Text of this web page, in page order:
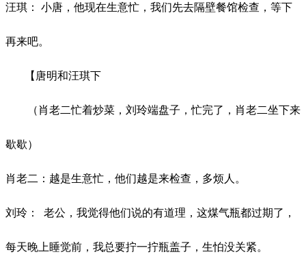
汪琪： 小唐，他现在生意忙，我们先去隔壁餐馆检查，等下
再来吧。
【唐明和汪琪下
（肖老二忙着炒菜，刘玲端盘子，忙完了，肖老二坐下来
歇歇）
肖老二：越是生意忙，他们越是来检查，多烦人。
刘玲： 老公，我觉得他们说的有道理，这煤气瓶都过期了，
每天晚上睡觉前，我总要拧一拧瓶盖子，生怕没关紧。